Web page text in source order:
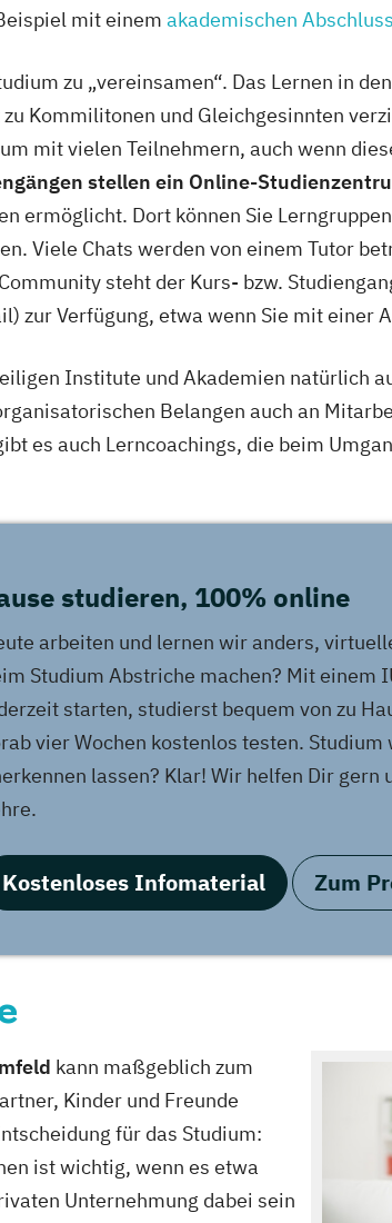
mit einem akademischen
zu „vereinsamen“. Das Lernen in
Kommilitonen und Gleichgesinnten
mit vielen Teilnehmern, auch wenn
stellen ein Online-
ermöglicht. Dort können Sie
Viele Chats werden von einem Tutor
steht der Kurs- bzw.
zur Verfügung, etwa wenn Sie mit einer
Institute und Akademien natürlich
Belangen auch an
es auch Lerncoachings, die beim
studieren, 100% online
arbeiten und lernen wir anders,
Studium Abstriche machen? Mit einem
starten, studierst bequem von zu
vier Wochen kostenlos testen.
lassen? Klar! Wir helfen Dir gern
Kostenloses Infomaterial Zum
kann maßgeblich zum
Kinder und Freunde
für das Studium:
ist wichtig, wenn es etwa
Unternehmung dabei sein